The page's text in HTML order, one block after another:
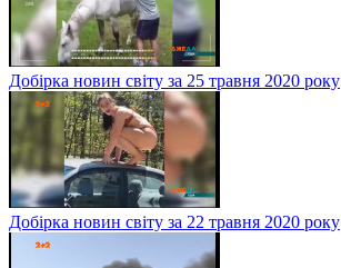
Добірка новин світу за 25 травня 2020 року
Добірка новин світу за 22 травня 2020 року